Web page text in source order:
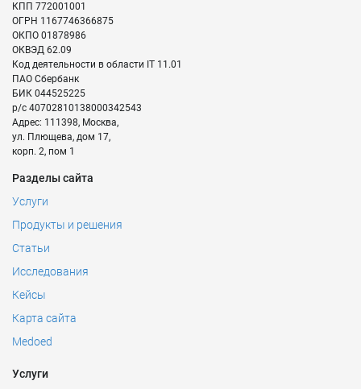
КПП 772001001
ОГРН 1167746366875
ОКПО 01878986
ОКВЭД 62.09
Код деятельности в области IT 11.01
ПАО Сбербанк
БИК 044525225
р/с 40702810138000342543
Адрес: 111398, Москва,
ул. Плющева, дом 17,
корп. 2, пом 1
Разделы сайта
Услуги
Продукты и решения
Статьи
Исследования
Кейсы
Карта сайта
Medoed
Услуги